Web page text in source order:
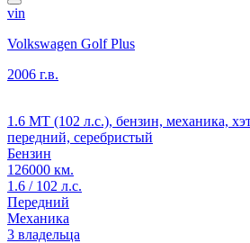
vin
Volkswagen Golf Plus
2006 г.в.
1.6 MT (102 л.с.), бензин, механика,
передний, серебристый
Бензин
126000 км.
1.6 / 102 л.с.
Передний
Механика
3 владельца